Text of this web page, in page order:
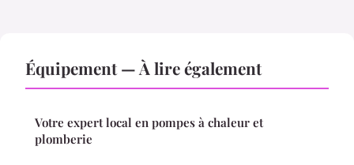
Équipement — À lire également
Votre expert local en pompes à chaleur et
plomberie